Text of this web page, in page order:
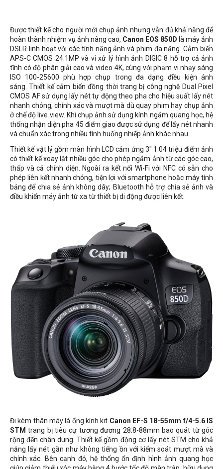
Được thiết kế cho người mới chụp ảnh nhưng vẫn đủ khả năng để
hoàn thành nhiệm vụ ảnh nâng cao, Canon EOS 850D là máy ảnh
DSLR linh hoạt với các tính năng ảnh và phim đa năng. Cảm biến
APS-C CMOS 24.1MP và vi xử lý hình ảnh DIGIC 8 hỗ trợ cả ảnh
tĩnh có độ phân giải cao và video 4K, cùng với phạm vi nhạy sáng
ISO 100-25600 phù hợp chụp trong đa dạng điều kiện ánh
sáng. Thiết kế cảm biến đồng thời trang bị công nghệ Dual Pixel
CMOS AF sử dụng lấy nét tự động theo pha cho hiệu suất lấy nét
nhanh chóng, chính xác và mượt mà dù quay phim hay chụp ảnh
ở chế độ live view. Khi chụp ảnh sử dụng kính ngắm quang học, hệ
thống nhận diện pha 45 điểm giao được sử dụng để lấy nét nhanh
và chuẩn xác trong nhiều tình huống nhiếp ảnh khác nhau.
Thiết kế vật lý gồm màn hình LCD cảm ứng 3" 1.04 triệu điểm ảnh
có thiết kếxoay lật nhiều góc cho phép ngắm ảnh từ các góc cao,
thấp và cả chính diện. Ngoài ra kết nối Wi-Fi với NFC có sẵn cho
phép liên kết nhanh chóng, tiện lợi với smartphone hoặc máy tính
bảng để chia sẻ ảnh không dây; Bluetooth hỗ trợ chia sẻ ảnh và
điều khiển máy ảnh từ xa từ thiết bị di động được liên kết.
Đi kèm thân máy là ống kính kit Canon EF-S 18-55mm f/4-5.6 IS
STM trang bị tiêu cự tương đương 28.8-88mm bao quát từ góc
rộng đến chân dung. Thiết kế gồm động cơ lấy nét STM cho khả
năng lấy nét gần như không tiếng ồn với kiểm soát mượt mà và
chính xác. Bên cạnh đó, hệ thống ổn định hình ảnh quang học